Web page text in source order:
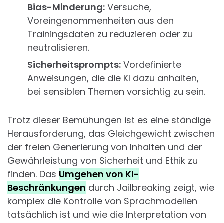
Bias-Minderung: Versuche,
Voreingenommenheiten aus den
Trainingsdaten zu reduzieren oder zu
neutralisieren.
Sicherheitsprompts: Vordefinierte
Anweisungen, die die KI dazu anhalten,
bei sensiblen Themen vorsichtig zu sein.
Trotz dieser Bemühungen ist es eine ständige
Herausforderung, das Gleichgewicht zwischen
der freien Generierung von Inhalten und der
Gewährleistung von Sicherheit und Ethik zu
finden. Das Umgehen von KI-
Beschränkungen durch Jailbreaking zeigt, wie
komplex die Kontrolle von Sprachmodellen
tatsächlich ist und wie die Interpretation von